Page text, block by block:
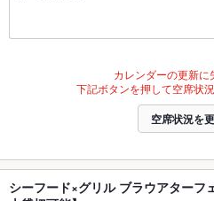
カレンダーの更新に
下記ボタンを押して空席状
空席状況を
シーフード×グリル ブラウアターフ